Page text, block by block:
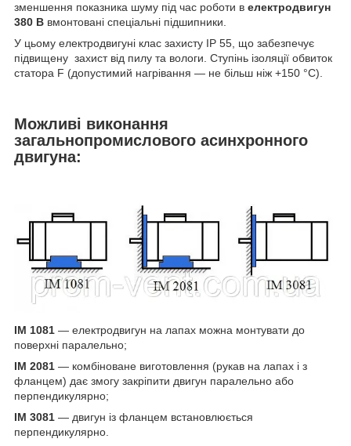
зменшення показника шуму під час роботи в електродвигун
380 В вмонтовані спеціальні підшипники.
У цьому електродвигуні клас захисту IP 55, що забезпечує
підвищену захист від пилу та вологи. Ступінь ізоляції обвиток
статора F (допустимий нагрівання — не більш ніж +150 °C).
Можливі виконання
загальнопромислового асинхронного
двигуна:
IM 1081 — електродвигун на лапах можна монтувати до
поверхні паралельно;
IM 2081 — комбіноване виготовлення (рукав на лапах і з
фланцем) дає змогу закріпити двигун паралельно або
перпендикулярно;
IM 3081 — двигун із фланцем встановлюється
перпендикулярно.